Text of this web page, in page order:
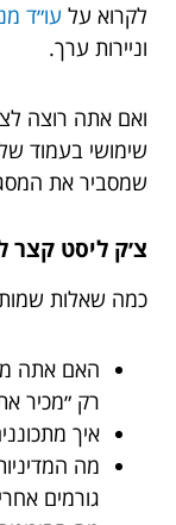
לקרוא על עו״ד
וניירות ערך.
ואם אתה רוצה
שימושי בעמוד
שמסביר את
צ׳ק ליסט קצר
כמה שאלות
האם אתה
רק ״מכיר
איך
מה
גורמים